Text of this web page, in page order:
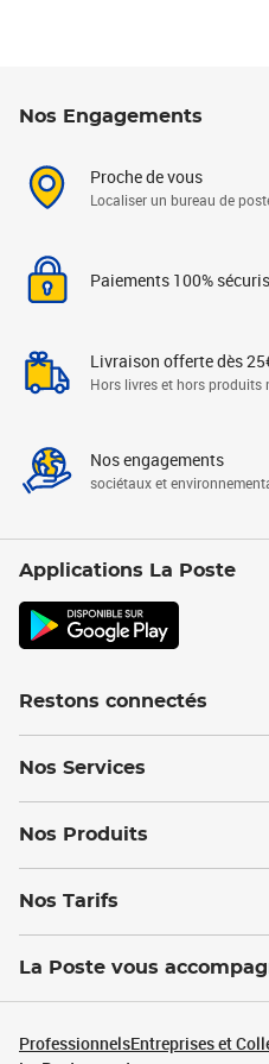
Nos Engagements
Proche de vous
Localiser un bureau de
Paiements 100%
Livraison offerte dès
Hors livres et hors produits
Nos engagements
sociétaux et
Applications La Poste
Restons connectés
Nos Services
Nos Produits
Nos Tarifs
La Poste vous
ProfessionnelsEntreprises et